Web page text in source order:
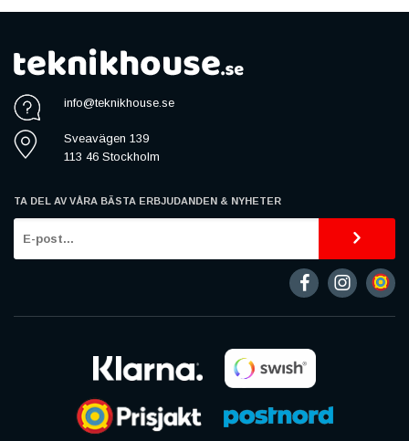
info@teknikhouse.se
Sveavägen 139
113 46 Stockholm
TA DEL AV VÅRA BÄSTA ERBJUDANDEN & NYHETER